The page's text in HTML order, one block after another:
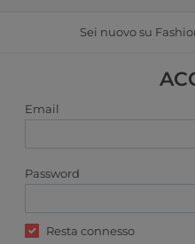
Sei nuovo su
Email
Password
Resta connesso